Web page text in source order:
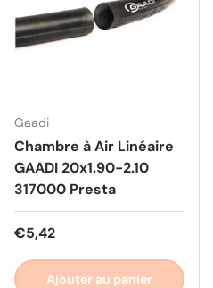
Gaadi
Chambre à Air Linéaire
GAADI 20x1.90-2.10
317000 Presta
Prix habituel
€5,42
Ajouter au panier